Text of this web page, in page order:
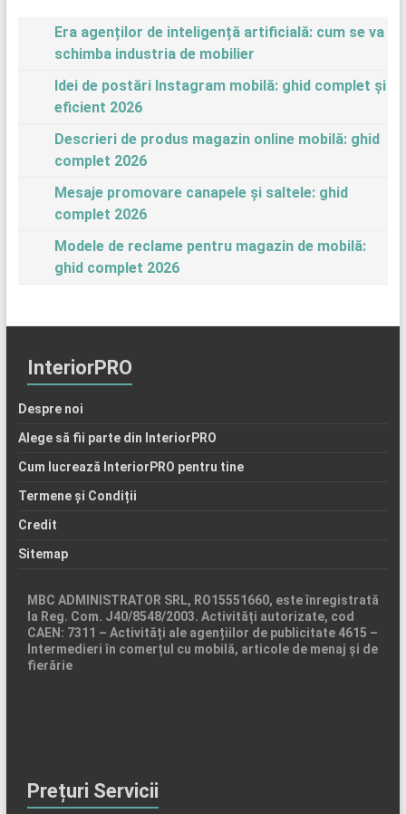
Era agenților de inteligență artificială: cum se va
schimba industria de mobilier
Idei de postări Instagram mobilă: ghid complet și
eficient 2026
Descrieri de produs magazin online mobilă: ghid
complet 2026
Mesaje promovare canapele și saltele: ghid
complet 2026
Modele de reclame pentru magazin de mobilă:
ghid complet 2026
InteriorPRO
Despre noi
Alege să fii parte din InteriorPRO
Cum lucrează InteriorPRO pentru tine
Termene și Condiții
Credit
Sitemap
MBC ADMINISTRATOR SRL, RO15551660, este înregistrată
la Reg. Com. J40/8548/2003. Activități autorizate, cod
CAEN: 7311 – Activități ale agențiilor de publicitate 4615 –
Intermedieri în comerțul cu mobilă, articole de menaj și de
fierărie
Prețuri Servicii